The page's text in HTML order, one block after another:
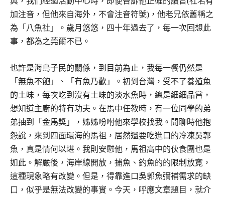
加注音，但他來自海外，不會注音符號)，他老兄依舊稱之
為「八魚社」。歲月悠悠，四十年過去了，每一次回想此
事，都為之莞爾不已。
也許是海島子民的關係，到目前為止，我每一餐仍然是
「無魚不飽」、「有魚乃歡」。初到台灣，受不了養殖魚
的土味，每次吃到沒有土味的淡水魚時，總是細細品嘗，
想知道主廚的特有功夫。在馬中任教時，有一位同學的弟
弟抽到「金馬獎」，姊姊吩咐他來學校找我。閒聊時他抱
怨說，來到四面環海的馬祖，居然還要吃進口的冷凍吳郭
魚，真是情何以堪。我則安慰他，馬祖高中的伙食團也是
如此。解嚴後，海岸線開放，捕魚、釣魚的的限制放寬，
這種現象略有改變。但是，得靠進口吳郭魚彌補需求的缺
口，似乎是無法改變的事實。今天，呼應文章題目，就介